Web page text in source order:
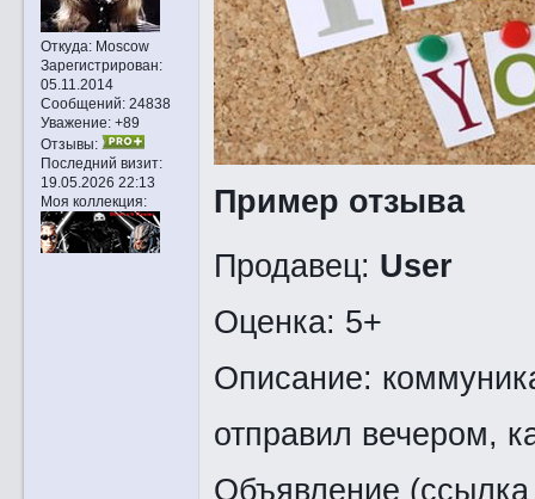
Откуда:Moscow
Зарегистрирован:
05.11.2014
Сообщений:24838
Уважение: +89
Отзывы:
Последний визит:
19.05.2026 22:13
Моя коллекция:
Пример отзыва
Продавец: User
Оценка: 5+
Описание:
отправил вечером,
Объявление (ссылка